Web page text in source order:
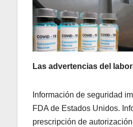
Las advertencias del
Información de seguridad
FDA de Estados Unidos.
prescripción de